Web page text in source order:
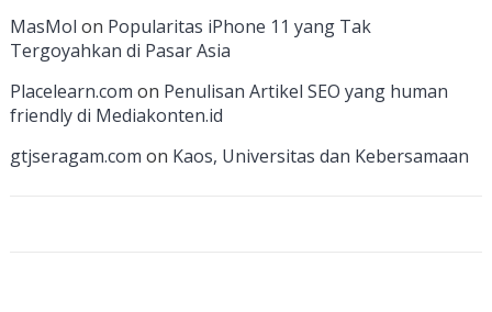
h
a
n
n
MasMol on Popularitas iPhone 11 yang Tak
Tergoyahkan di Pasar Asia
Placelearn.com on Penulisan Artikel SEO yang human
friendly di Mediakonten.id
gtjseragam.com on Kaos, Universitas dan Kebersamaan